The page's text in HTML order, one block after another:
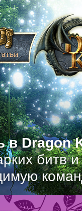
в Dragon
битв